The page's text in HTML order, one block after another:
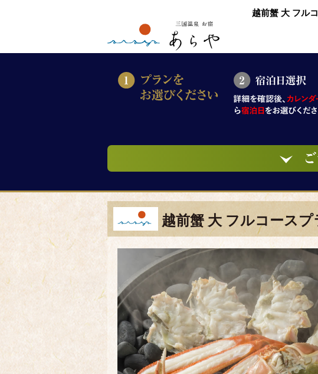
越前蟹 大 フル
越前蟹 大 フルコースプ
ゆでがに